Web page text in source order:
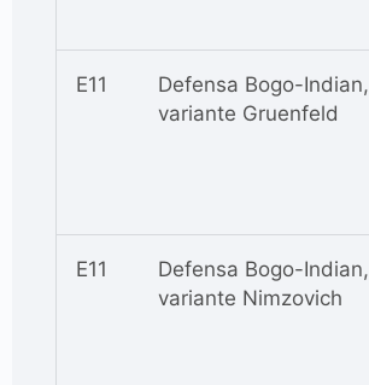
E11
Defensa Bogo-Indian,
variante Gruenfeld
E11
Defensa Bogo-Indian,
variante Nimzovich